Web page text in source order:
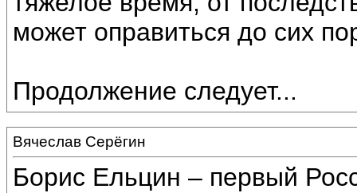
может оправиться до сих
Продолжение следует...
Вячеслав Серёгин
Борис Ельцин – первый